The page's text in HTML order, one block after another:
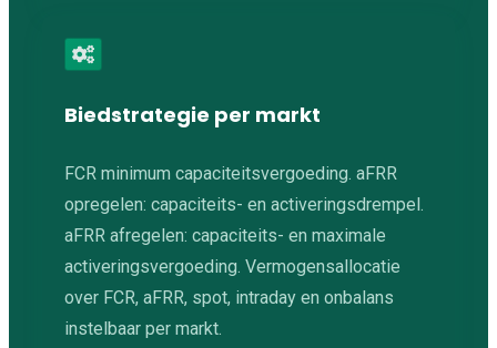
Biedstrategie per markt
FCR minimum capaciteitsvergoeding. aFRR
opregelen: capaciteits- en activeringsdrempel.
aFRR afregelen: capaciteits- en maximale
activeringsvergoeding. Vermogensallocatie
over FCR, aFRR, spot, intraday en onbalans
instelbaar per markt.